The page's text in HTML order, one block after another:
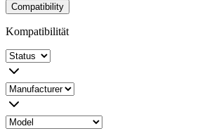
Compatibility
Kompatibilität